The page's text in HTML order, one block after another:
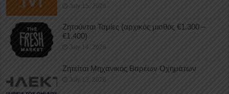
July 15, 2026
Ζητούνται Ταμίες (αρχικός μισθός €1.300 –
€1.400)
July 14, 2026
Ζητείται Μηχανικός Βαρέων Οχημάτων
July 13, 2026